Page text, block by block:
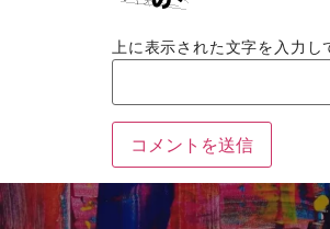
上に表示された文字を入力し